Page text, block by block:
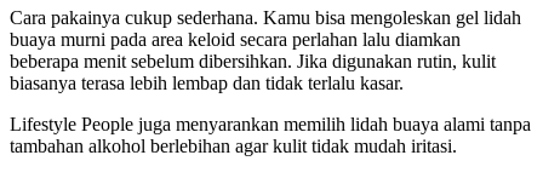
Cara pakainya cukup sederhana. Kamu bisa mengoleskan gel lidah
buaya murni pada area keloid secara perlahan lalu diamkan
beberapa menit sebelum dibersihkan. Jika digunakan rutin, kulit
biasanya terasa lebih lembap dan tidak terlalu kasar.
Lifestyle People juga menyarankan memilih lidah buaya alami tanpa
tambahan alkohol berlebihan agar kulit tidak mudah iritasi.